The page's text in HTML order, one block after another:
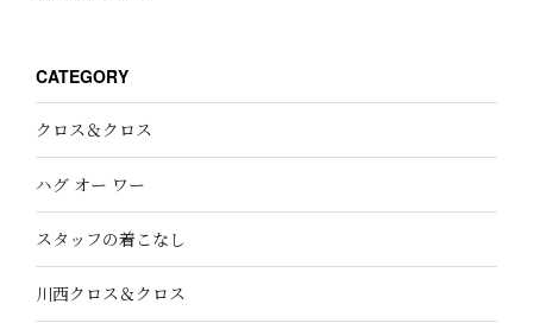
CATEGORY
クロス＆クロス
ハグ オー ワー
スタッフの着こなし
川西クロス＆クロス